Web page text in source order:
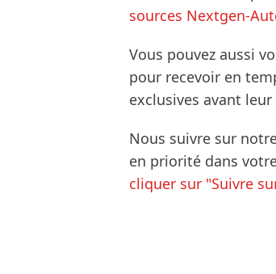
sources Nextgen-
Vous pouvez aussi
pour recevoir en
exclusives avant
Nous suivre sur
en priorité dans
cliquer sur "Suivre